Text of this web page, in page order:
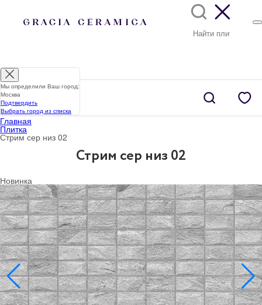
Главная
Плитка
Стрим сер низ 02
Стрим сер низ 02
Новинка
Мы определили Ваш город:
Москва
Подтвердить
Выбрать город из списка